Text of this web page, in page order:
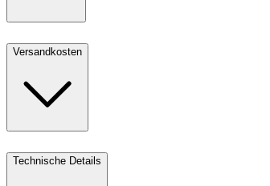
Versandkosten
Technische Details